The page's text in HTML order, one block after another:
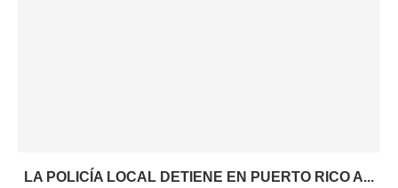
LA POLICÍA LOCAL DETIENE EN PUERTO RICO A...